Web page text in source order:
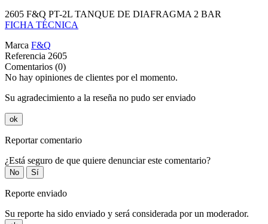
2605 F&Q PT-2L TANQUE DE DIAFRAGMA 2 BAR
FICHA TÉCNICA
Marca F&Q
Referencia 2605
Comentarios (0)
No hay opiniones de clientes por el momento.
Su agradecimiento a la reseña no pudo ser enviado
ok
Reportar comentario
¿Está seguro de que quiere denunciar este comentario?
No Sí
Reporte enviado
Su reporte ha sido enviado y será considerada por un moderador.